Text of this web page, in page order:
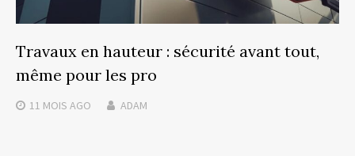
Travaux en hauteur : sécurité avant tout,
même pour les pro
11 MOIS AGO ADAM